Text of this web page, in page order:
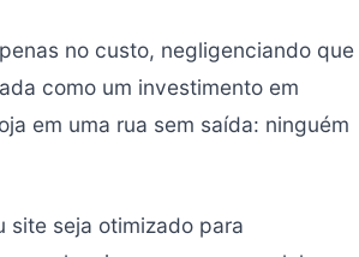
no custo, negligenciando que
como um investimento em
em uma rua sem saída: ninguém
site seja otimizado para